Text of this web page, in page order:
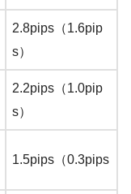
2.8pips（1.6pip
s）
2.2pips（1.0pip
s）
1.5pips（0.3pips